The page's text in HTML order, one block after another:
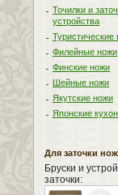
Точилки и
устройства
Туристические
Филейные ножи
Финские ножи
Шейные ножи
Якутские ножи
Японские
Для заточки
Бруски и
заточки: